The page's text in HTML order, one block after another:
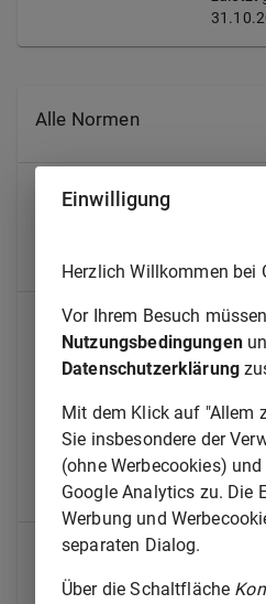
Alle Normen
Verfahren bei der
Zweiter Abschnitt
Errichtung von
Vorsitzender
Beisitzer
Dritter Abschnitt
Verfahren vor den
Einwilligung
Herzlich Willkommen bei
Vor Ihrem Besuch
Nutzungsbedingungen
Datenschutzerklärung
Mit dem Klick auf "Allem
Sie insbesondere der
(ohne Werbecookies)
Google Analytics zu. Die
Werbung und
separaten Dialog.
Über die Schaltfläche